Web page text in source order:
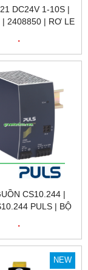
DC24V 1-10S |
| 2408850 | RƠ LE
.
CS10.244 |
PULS | BỘ
.
NEW